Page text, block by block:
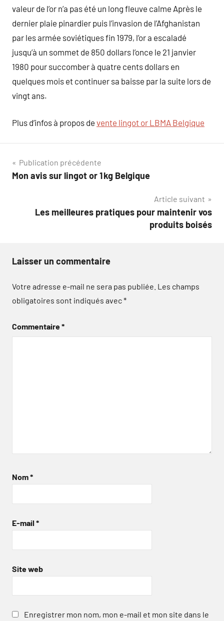
valeur de l’or n’a pas été un long fleuve calme Après le
dernier plaie pinardier puis l’invasion de l’Afghanistan
par les armée soviétiques fin 1979, l’or a escaladé
jusqu’à un sommet de 850 dollars l’once le 21 janvier
1980 pour succomber à quatre cents dollars en
quelques mois et continuer sa baisse par la suite lors de
vingt ans.
Plus d’infos à propos de vente lingot or LBMA Belgique
Navigation
de
Publication précédente
Mon avis sur lingot or 1 kg Belgique
Article suivant
Les meilleures pratiques pour maintenir vos
produits boisés
Laisser un commentaire
Votre adresse e-mail ne sera pas publiée. Les champs
obligatoires sont indiqués avec*
Commentaire*
Nom*
E-mail *
Site web
Enregistrer mon nom, mon e-mail et mon site dans le